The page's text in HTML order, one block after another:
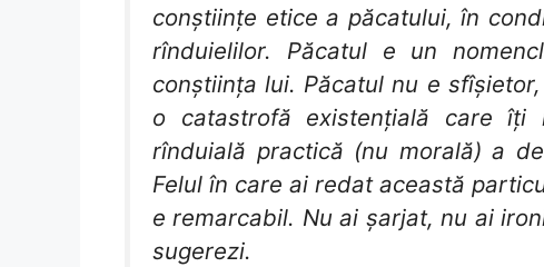
conștiințe etice a păcatului, în
rînduielilor. Păcatul e un
conștiința lui. Păcatul nu e
o catastrofă existențială care
rînduială practică (nu morală) a
Felul în care ai redat această
e remarcabil. Nu ai șarjat, nu ai
sugerezi.